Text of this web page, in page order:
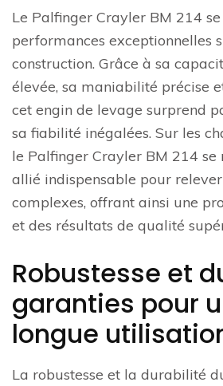
Le Palfinger Crayler BM 214
performances exceptionnelles
construction. Grâce à sa
élevée, sa maniabilité précise
cet engin de levage surprend
sa fiabilité inégalées. Sur les
le Palfinger Crayler BM 214 se
allié indispensable pour
complexes, offrant ainsi une
et des résultats de qualité
Robustesse et
garanties pour
longue
La robustesse et la durabilité